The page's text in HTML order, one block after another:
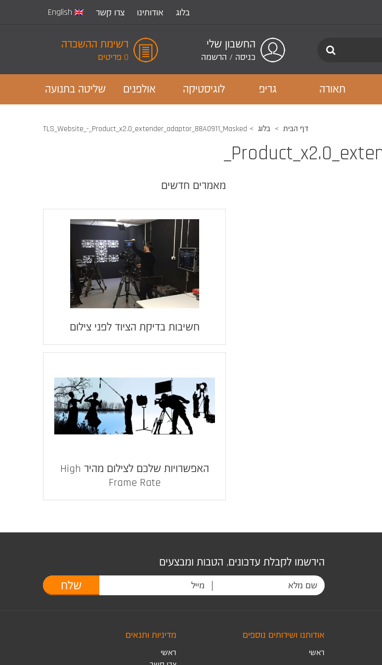
בלוג אודותינו צרו קשר English
החשבון שלי
כניסה / הרשמה
רשימת ההשכרה
0 פריטים
תאורה גריפ לוגיסטיקה אולפנים שליטה בתנועה
דף הבית בלוג TLS_Website_-_Product_x2.0_extender_adaptor_88A0911_Masked
מאמרים חדשים
חשיבות בדיקת הציוד לפני צילום
האפשרויות שלכם לצילום מהיר High
Frame Rate
הירשמו לקבלת עדכונים, הטבות ומבצעים
שלח
אודותנו ושירותים נוספים
ראשי
מדיניות ותנאים
ראשי